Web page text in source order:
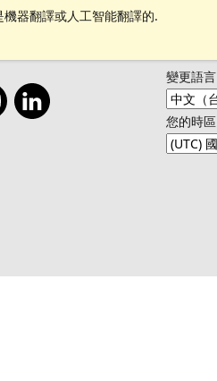
器翻譯或人工智能翻譯的.
變更語言
您的時區